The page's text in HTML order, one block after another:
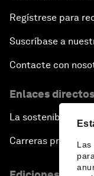
Las
Regístrese para
Suscríbase a
Contacte con
Enlaces directos
La sostenibilidad
Carreras